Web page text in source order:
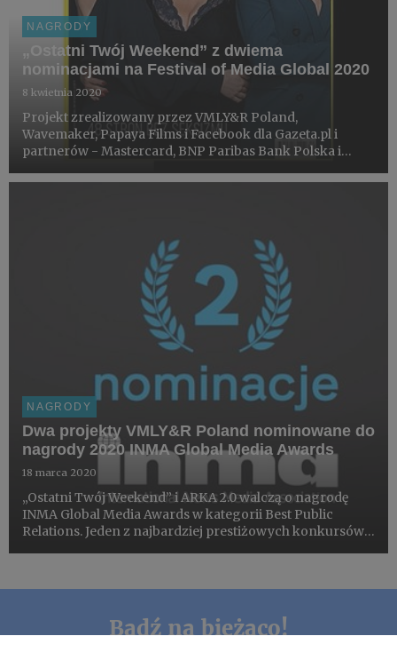
NAGRODY
„Ostatni Twój Weekend” z dwiema
nominacjami na Festival of Media Global 2020
8 kwietnia 2020
Projekt zrealizowany przez VMLY&R Poland,
Wavemaker, Papaya Films i Facebook dla Gazeta.pl i
partnerów - Mastercard, BNP Paribas Bank Polska i
nominacje w kategoriach best branded content i best use
NAGRODY
Dwa projekty VMLY&R Poland nominowane do
nagrody 2020 INMA Global Media Awards
18 marca 2020
„Ostatni Twój Weekend” i ARKA 2.0 walczą o nagrodę
INMA Global Media Awards w kategorii Best Public
Relations. Jeden z najbardziej prestiżowych konkursów
Bądź na bieżąco!